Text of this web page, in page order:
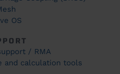
OS
/ RMA
and calculation tools